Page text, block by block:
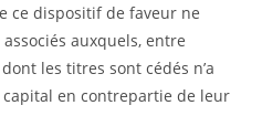
ce dispositif de faveur ne
auxquels, entre
les titres sont cédés n’a
en contrepartie de leur